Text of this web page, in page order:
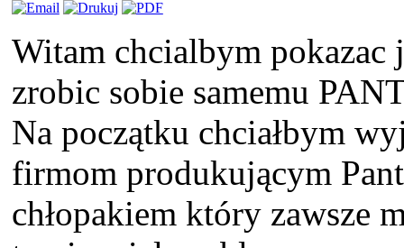
Witam chcialbym pokazac
zrobic sobie samemu
Na początku chciałbym
firmom produkującym
chłopakiem który zawsze